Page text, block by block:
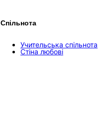
Спільнота
Учительська спільнота
Стіна любові